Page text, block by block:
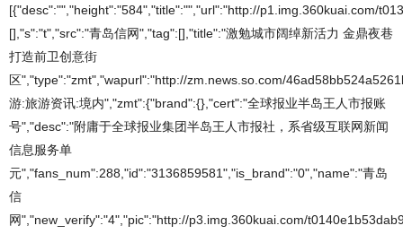
[{"desc":"","height":"584","title":"","url":"http://p1.img.360kuai.com/
[],"s":"t","src":"青岛信网","tag":[],"title":"激勉城市阔绰新活力 金鼎夜巷
打造前卫创意街
区","type":"zmt","wapurl":"http://zm.news.so.com/
游:旅游资讯:境内","zmt":{"brand":{},"cert":"全球报业半岛王人市报账
号","desc":"附庸于全球报业集团半岛王人市报社，系省级互联网新闻
信息服务单
元","fans_num":288,"id":"3136859581","is_brand":"0","name":"青岛
信
网","new_verify":"4","pic":"http://p3.img.360kuai.com/